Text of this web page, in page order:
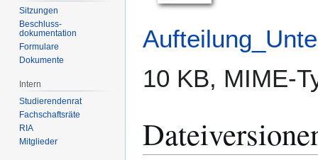
10 KB, MIME-
Sitzungen
Beschluss-
dokumentation
Formulare
Dokumente
Intern
Studierendenrat
Fachschaftsräte
RIA
Mitglieder